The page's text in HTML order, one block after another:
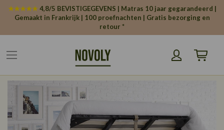
★★★★★ 4,8/5 BEVISTIGEGEVENS | Matras 10 jaar gegarandeerd |
Gemaakt in Frankrijk | 100 proefnachten | Gratis bezorging en
retour *
einde
van
Cookies beheer paneel